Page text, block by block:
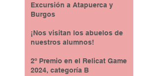
Excursión a Atapuerca y
Burgos
¡Nos visitan los abuelos de
nuestros alumnos!
2º Premio en el Relicat Game
2024, categoría B